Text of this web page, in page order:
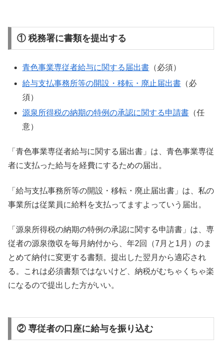
① 税務署に書類を提出する
青色事業専従者給与に関する届出書 （必須）
給与支払事務所等の開設・移転・廃止届出書 （必
須）
源泉所得税の納期の特例の承認に関する申請書 （任
意）
「青色事業専従者給与に関する届出書」は、青色事業専従
者に支払った給与を経費にするための届出。
「給与支払事務所等の開設・移転・廃止届出書」は、私の
事業所は従業員に給料を支払ってますよっていう届出。
「源泉所得税の納期の特例の承認に関する申請書」は、専
従者の源泉徴収を毎月納付から、年2回（7月と1月）のま
とめて納付に変更する書類。提出した翌月から適応され
る。これは必須書類ではないけど、納税がむちゃくちゃ楽
になるので提出した方がいい。
② 専従者の口座に給与を振り込む